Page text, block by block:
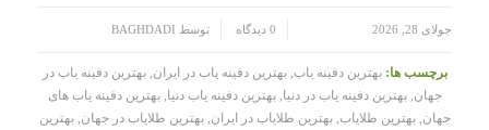
جولای 28, 2026 0 دیدگاه توسط BAGHDADI
برچسب ها: بهترین دفینه یاب,بهترین دفینه یاب در ایران,بهترین دفینه یاب در
جهان,بهترین دفینه یاب در دنیا,بهترین دفینه یاب دنیا,بهترین دفینه یاب های
جهان,بهترین طلایاب,بهترین طلایاب در ایران,بهترین طلایاب در جهان,بهترین